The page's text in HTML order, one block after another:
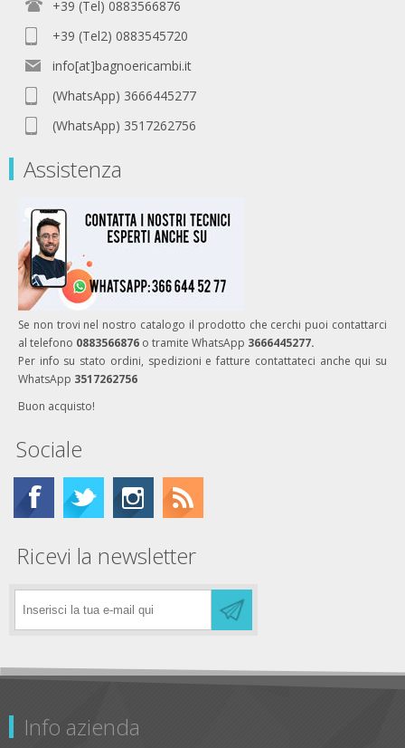
+39 (Tel) 0883566876
+39 (Tel2) 0883545720
info[at]bagnoericambi.it
(WhatsApp) 3666445277
(WhatsApp) 3517262756
Assistenza
Se non trovi nel nostro catalogo il prodotto che cerchi puoi contattarci
al telefono 0883566876 o tramite WhatsApp 3666445277.
Per info su stato ordini, spedizioni e fatture contattateci anche qui su
WhatsApp 3517262756
Buon acquisto!
Sociale
Ricevi la newsletter
Info azienda